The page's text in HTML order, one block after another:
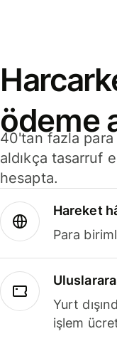
ödeme
40'tan fazla
aldıkça tasarruf
hesapta.
Hareket
Para
Yurt
işlem